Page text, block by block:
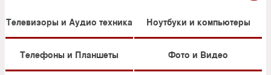
Телевизоры и Аудио техника Ноутбуки и компьютеры
Телефоны и Планшеты Фото и Видео